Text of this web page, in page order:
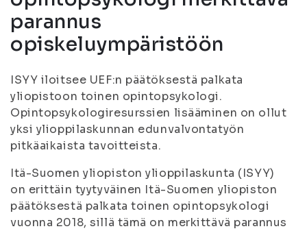
parannus
opiskeluympäristöön
ISYY iloitsee UEF:n päätöksestä palkata
yliopistoon toinen opintopsykologi.
Opintopsykologiresurssien lisääminen on ollut
yksi ylioppilaskunnan edunvalvontatyön
pitkäaikaista tavoitteista.
Itä-Suomen yliopiston ylioppilaskunta (ISYY)
on erittäin tyytyväinen Itä-Suomen yliopiston
päätöksestä palkata toinen opintopsykologi
vuonna 2018, sillä tämä on merkittävä parannus